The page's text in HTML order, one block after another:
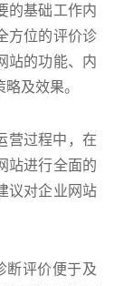
的基础工作内
方位的评价诊
站的功能、内
及效果。
过程中，在
站进行全面的
议对企业网站
评价便于及